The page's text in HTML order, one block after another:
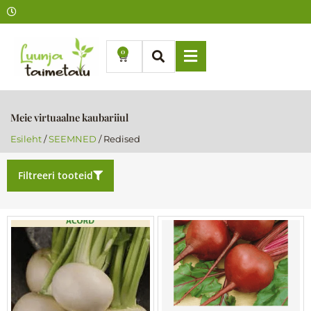
Skip
to
content
0
Cart
Meie virtuaalne kaubariiul
Esileht/SEEMNED / Redised
Filtreeri tooteid